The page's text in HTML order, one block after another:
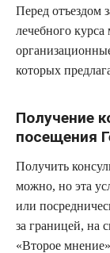
Перед отъездом
лечебного
которых
Получение
посещения
Получить
можно, но эта
или
за границей, на
«Второе